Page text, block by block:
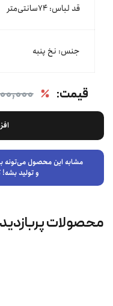
قد لباس: ۷۴سانتی‌متر
جنس: نخ پنبه
قیمت:
مشابه این محصول
و تولید بشه!
محصولات